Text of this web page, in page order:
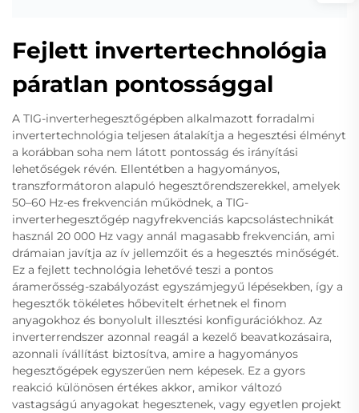
Fejlett invertertechnológia
páratlan pontossággal
A TIG-inverterhegesztőgépben alkalmazott forradalmi
invertertechnológia teljesen átalakítja a hegesztési élményt
a korábban soha nem látott pontosság és irányítási
lehetőségek révén. Ellentétben a hagyományos,
transzformátoron alapuló hegesztőrendszerekkel, amelyek
50–60 Hz-es frekvencián működnek, a TIG-
inverterhegesztőgép nagyfrekvenciás kapcsolástechnikát
használ 20 000 Hz vagy annál magasabb frekvencián, ami
drámaian javítja az ív jellemzőit és a hegesztés minőségét.
Ez a fejlett technológia lehetővé teszi a pontos
áramerősség-szabályozást egyszámjegyű lépésekben, így a
hegesztők tökéletes hőbevitelt érhetnek el finom
anyagokhoz és bonyolult illesztési konfigurációkhoz. Az
inverterrendszer azonnal reagál a kezelő beavatkozásaira,
azonnali ívállítást biztosítva, amire a hagyományos
hegesztőgépek egyszerűen nem képesek. Ez a gyors
reakció különösen értékes akkor, amikor változó
vastagságú anyagokat hegesztenek, vagy egyetlen projekt